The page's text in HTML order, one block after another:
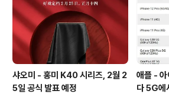
샤오미 - 홍미 K40 시리즈, 2월 2
5일 공식 발표 예정
애플 -
다 5G에